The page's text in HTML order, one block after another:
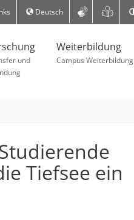
Deutsch
und
Weiterbildung
Campus Weiterbildung
Tiefsee ein